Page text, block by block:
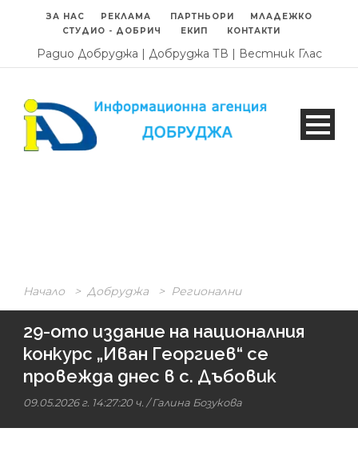
ЗА НАС РЕКЛАМА ПАРТНЬОРИ
МЛАДЕЖКО
СТУДИО - ДОБРИЧ
ЕКИП КОНТАКТИ
Радио Добруджа | Добруджа ТВ | Вестник Глас
Начало > Добруджа > Регионални
29-ото издание на националния
конкурс „Иван Георгиев“ се
провежда днес в с. Дъбовик
09.05.2026 г. 14:27:20 ч. /Галина Бозукова